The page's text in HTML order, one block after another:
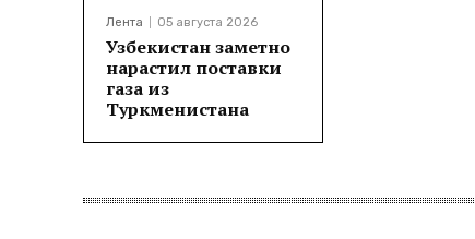
Лента 05 августа 2026
Узбекистан заметно
нарастил поставки
газа из
Туркменистана